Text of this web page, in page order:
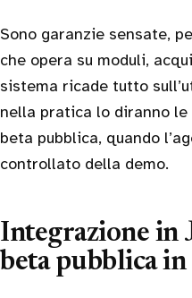
Sono garanzie sensate,
che opera su moduli,
sistema ricade tutto
nella pratica lo diranno
beta pubblica, quando
controllato della demo.
Integrazione in
beta pubblica in